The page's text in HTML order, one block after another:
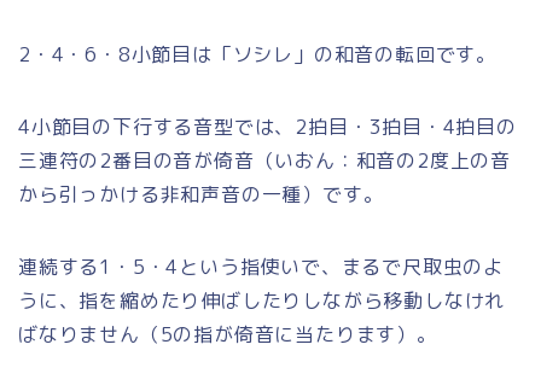
2・4・6・8小節目は「ソシレ」の和音の転回です。
4小節目の下行する音型では、2拍目・3拍目・4拍目の
三連符の2番目の音が倚音（いおん：和音の2度上の音
から引っかける非和声音の一種）です。
連続する1・5・4という指使いで、まるで尺取虫のよ
うに、指を縮めたり伸ばしたりしながら移動しなけれ
ばなりません（5の指が倚音に当たります）。